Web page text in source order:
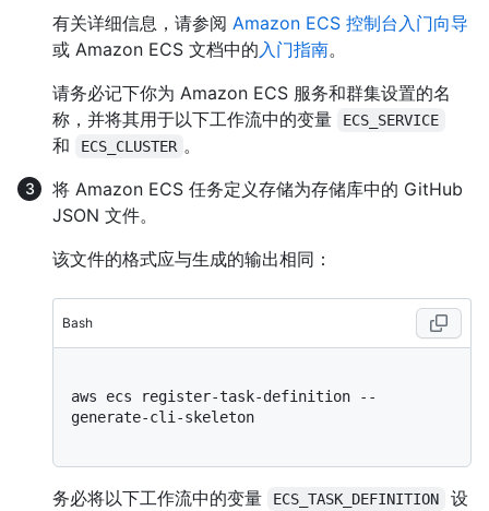
有关详细信息，请参阅 Amazon ECS 控制台入门向导
或 Amazon ECS 文档中的入门指南。
请务必记下你为 Amazon ECS 服务和群集设置的名
称，并将其用于以下工作流中的变量
ECS_SERVICE
和 ECS_CLUSTER 。
将 Amazon ECS 任务定义存储为存储库中的 GitHub
JSON 文件。
该文件的格式应与生成的输出相同：
Bash
aws ecs register-task-definition --
generate-cli-skeleton
务必将以下工作流中的变量 ECS_TASK_DEFINITION
设